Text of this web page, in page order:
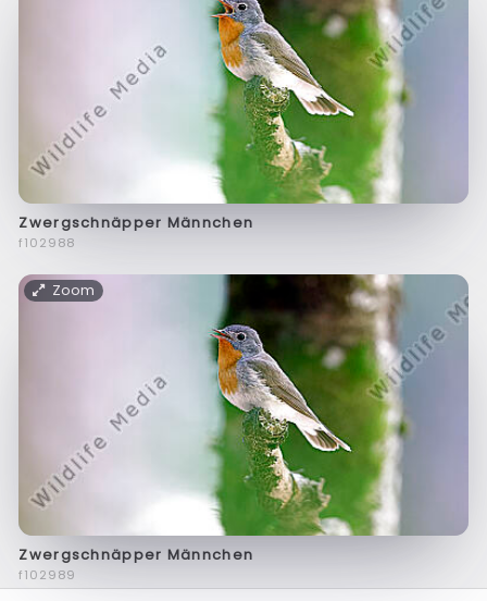
Zwergschnäpper Männchen
f102988
Zoom
Zwergschnäpper Männchen
f102989